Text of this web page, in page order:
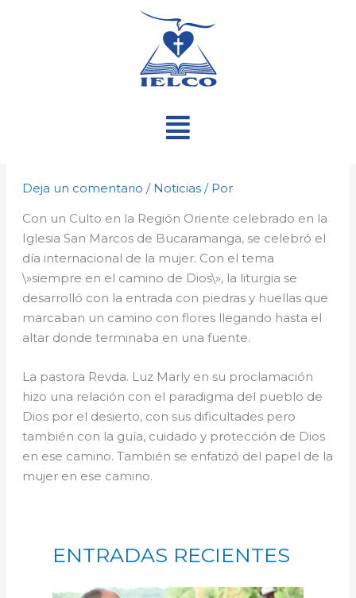
Menú
Deja un comentario / Noticias / Por
Con un Culto en la Región Oriente celebrado en la
Iglesia San Marcos de Bucaramanga, se celebró el
día internacional de la mujer. Con el tema
\»siempre en el camino de Dios\», la liturgia se
desarrolló con la entrada con piedras y huellas que
marcaban un camino con flores llegando hasta el
altar donde terminaba en una fuente.
La pastora Revda. Luz Marly en su proclamación
hizo una relación con el paradigma del pueblo de
Dios por el desierto, con sus dificultades pero
también con la guía, cuidado y protección de Dios
en ese camino. También se enfatizó del papel de la
mujer en ese camino.
ENTRADAS RECIENTES